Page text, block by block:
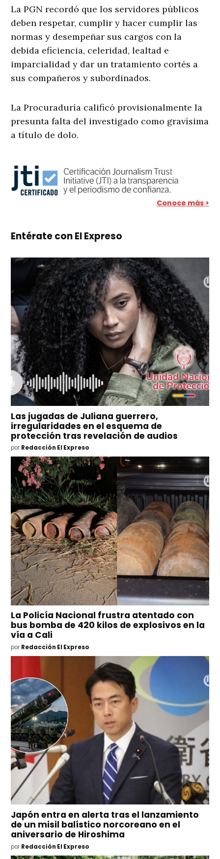
La PGN recordó que los servidores públicos
deben respetar, cumplir y hacer cumplir las
normas y desempeñar sus cargos con la
debida eficiencia, celeridad, lealtad e
imparcialidad y dar un tratamiento cortés a
sus compañeros y subordinados.
La Procuraduría calificó provisionalmente la
presunta falta del investigado como gravísima
a título de dolo.
Conoce más >
Entérate con El Expreso
Las jugadas de Juliana guerrero,
irregularidades en el esquema de
protección tras revelación de audios
por Redacción El Expreso
La Policía Nacional frustra atentado con
bus bomba de 420 kilos de explosivos en la
vía a Cali
por Redacción El Expreso
Japón entra en alerta tras el lanzamiento
de un misil balístico norcoreano en el
aniversario de Hiroshima
por Redacción El Expreso